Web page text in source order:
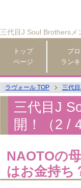
三代目J Soul Brothersメ
トップ
ページ
ブ
ラン
ラヴォール TOP 三代
三代目J
開！（2 /
NAOTOの
はお金持ち